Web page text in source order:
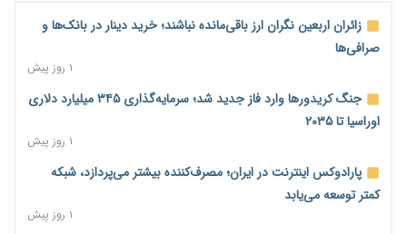
زائران اربعین نگران ارز باقی‌مانده نباشند؛ خرید دینار در بانک‌ها و
صرافی‌ها
۱ روز پیش
جنگ کریدورها وارد فاز جدید شد؛ سرمایه‌گذاری ۳۴۵ میلیارد دلاری
اوراسیا تا ۲۰۳۵
۱ روز پیش
پارادوکس اینترنت در ایران؛ مصرف‌کننده بیشتر می‌پردازد، شبکه
کمتر توسعه می‌یابد
۱ روز پیش